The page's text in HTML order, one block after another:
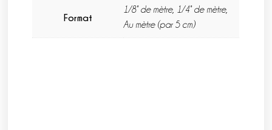
Format
1/8° de mètre, 1/4° de mètre,
Au mètre (par 5 cm)